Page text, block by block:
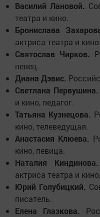
Василий Лановой.
театра и кино.
Бронислава
актриса театра и кино.
Святослав Чирков.
певец.
Диана Дэвис.
Светлана Первушина.
и кино, педагог.
Татьяна Кузнецова.
кино, телеведущая.
Анастасия Клюева.
кино, певица.
Наталия Киндинова.
актриса театра и
Юрий Голубицкий.
писатель.
Елена Глазкова.